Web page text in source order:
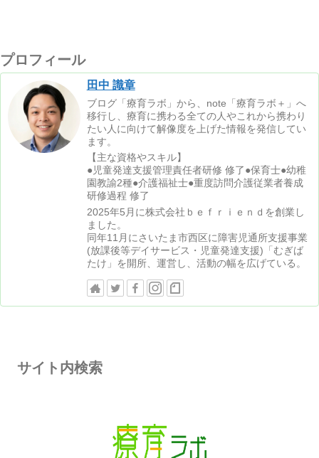
プロフィール
田中 識章
ブログ「療育ラボ」から、note「療育ラボ＋」へ
移行し、療育に携わる全ての人やこれから携わり
たい人に向けて解像度を上げた情報を発信してい
ます。
【主な資格やスキル】
●児童発達支援管理責任者研修 修了●保育士●幼稚
園教諭2種●介護福祉士●重度訪問介護従業者養成
研修過程 修了
2025年5月に株式会社ｂｅｆｒｉｅｎｄを創業し
ました。
同年11月にさいたま市西区に障害児通所支援事業
(放課後等デイサービス・児童発達支援)「むぎば
たけ」を開所、運営し、活動の幅を広げている。
サイト内検索